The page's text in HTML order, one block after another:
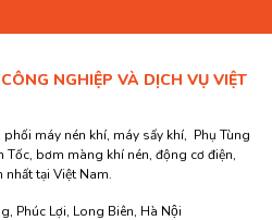
NGHIỆP VÀ DỊCH VỤ VIỆT
máy nén khí, máy sấy khí, Phụ Tùng
Tốc, bơm màng khí nén, động cơ điện,
tại Việt Nam.
Phúc Lợi, Long Biên, Hà Nội